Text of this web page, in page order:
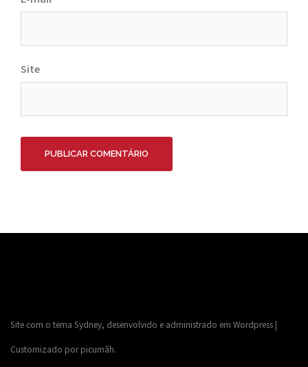
Site
Site com o tema Sydney, desenvolvido e administrado em Wordpress |
Customizado porpicumãh.